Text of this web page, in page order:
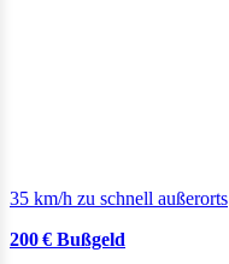
35 km/h zu schnell außerorts
200 € Bußgeld